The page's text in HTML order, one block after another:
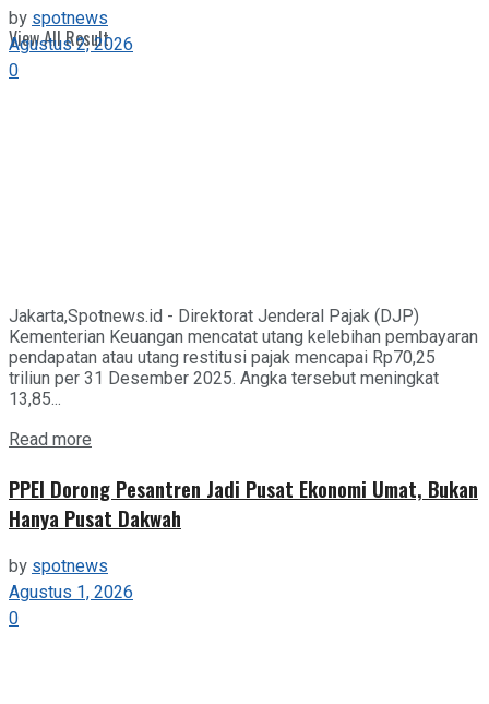
View All Result
byspotnews
Agustus 2, 2026
0
Jakarta,Spotnews.id - Direktorat Jenderal Pajak (DJP)
Kementerian Keuangan mencatat utang kelebihan pembayaran
pendapatan atau utang restitusi pajak mencapai Rp70,25
triliun per 31 Desember 2025. Angka tersebut meningkat
13,85...
Read more
PPEI Dorong Pesantren Jadi Pusat Ekonomi Umat, Bukan
Hanya Pusat Dakwah
by spotnews
Agustus 1, 2026
0